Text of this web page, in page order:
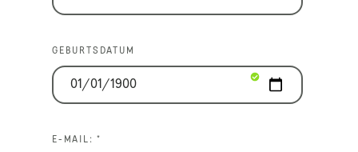
GEBURTSDATUM
E-MAIL: *